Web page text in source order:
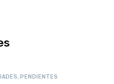
PENDIENTES